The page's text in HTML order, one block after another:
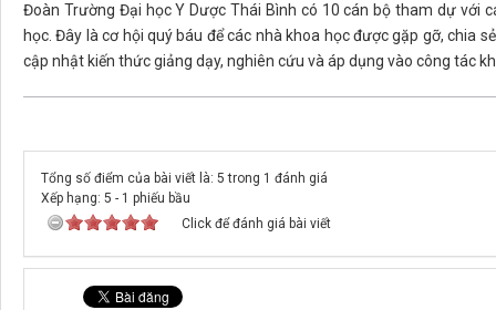
Đoàn Trường Đại học Y Dược Thái Bình có 10 cán bộ tham dự với
học. Đây là cơ hội quý báu để các nhà khoa học được gặp gỡ, chia
cập nhật kiến thức giảng dạy, nghiên cứu và áp dụng vào công tác
Tổng số điểm của bài viết là: 5 trong 1 đánh giá
Xếp hạng: 5 - 1 phiếu bầu
Click để đánh giá bài viết